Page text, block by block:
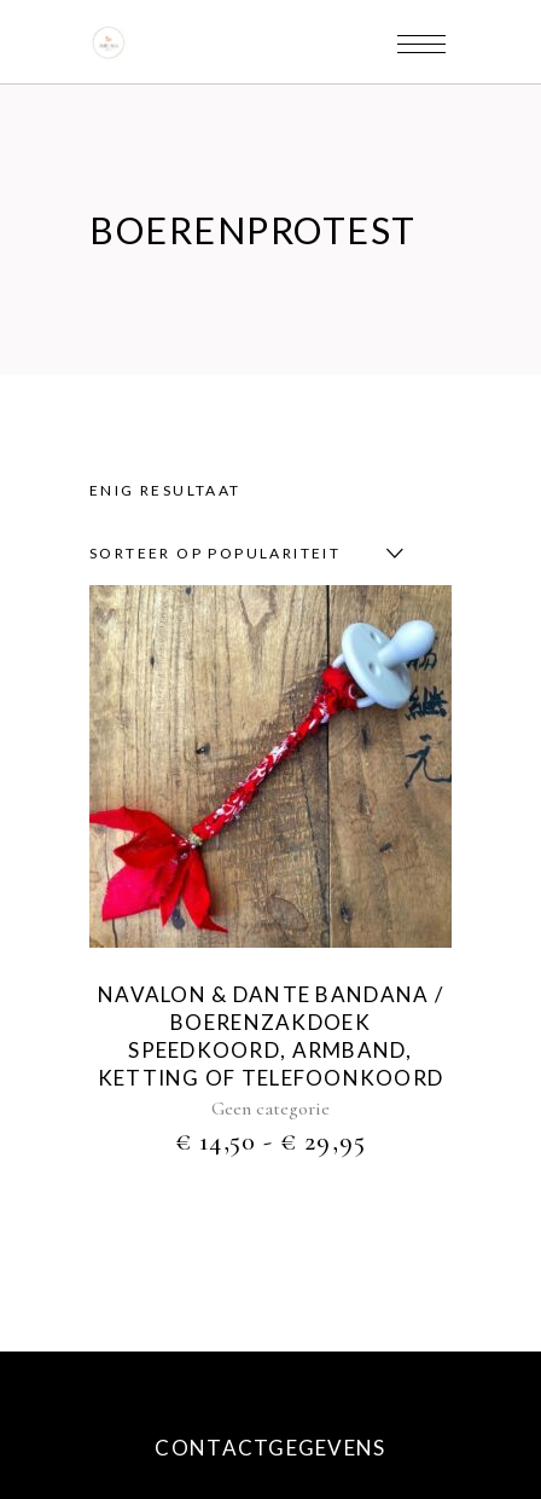
BOERENPROTEST
ENIG RESULTAAT
SORTEER OP POPULARITEIT
Dit
product
heeft
meerdere
variaties.
Deze
optie
kan
worden
op
de
productpagina
NAVALON & DANTE BANDANA /
BOERENZAKDOEK
SPEEDKOORD, ARMBAND,
KETTING OF TELEFOONKOORD
Geen categorie
€ 14,50 - € 29,95
CONTACTGEGEVENS